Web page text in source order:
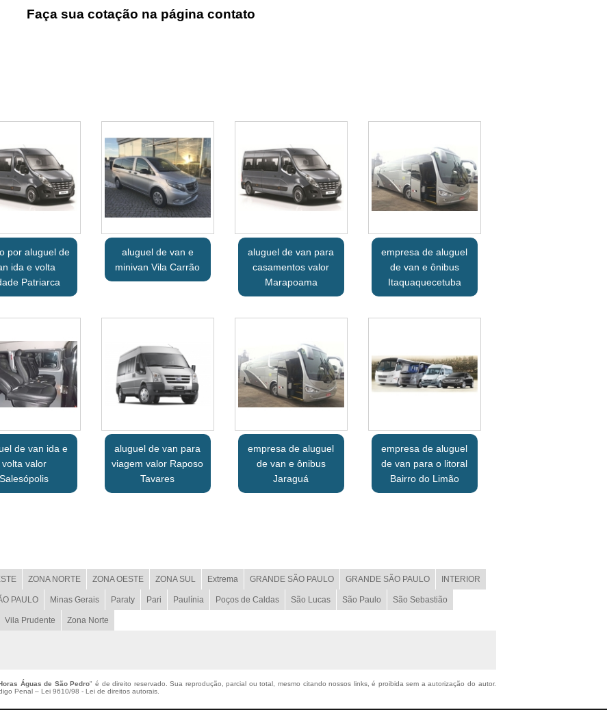
Faça sua cotação
por aluguel de
ida e volta
Patriarca
aluguel de van e
minivan Vila Carrão
aluguel de van para
casamentos valor
Marapoama
empresa de aluguel
de van e ônibus
Itaquaquecetuba
de van ida e
volta valor
Salesópolis
aluguel de van para
viagem valor Raposo
Tavares
empresa de aluguel
de van e ônibus
Jaraguá
empresa de aluguel
de van para o litoral
Bairro do Limão
ZONA NORTE ZONA OESTE ZONA SUL Extrema GRANDE SÃO PAULO GRANDE SÃO PAULO INTERIOR
PAULO Minas Gerais Paraty Pari Paulínia Poços de Caldas São Lucas São Paulo São Sebastião
Vila Prudente Zona Norte
Águas de São Pedro" é de direito reservado. Sua reprodução, parcial ou total, mesmo citando nossos links, é proibida sem a autorização do autor.
Penal – Lei 9610/98 - Lei de direitos autorais.